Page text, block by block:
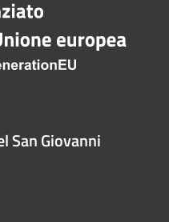
San Giovanni